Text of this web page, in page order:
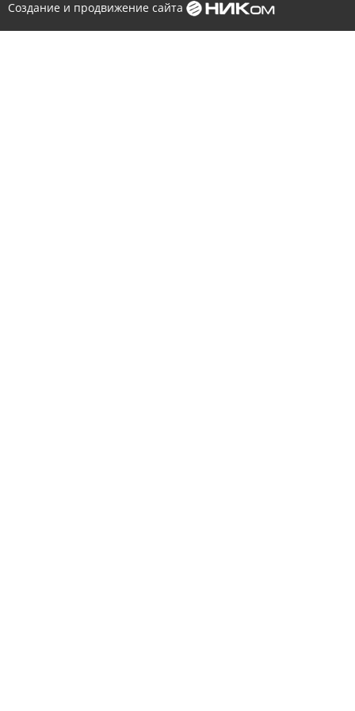
Создание и продвижение сайта